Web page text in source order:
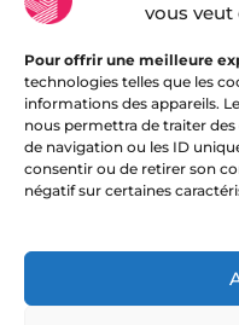
vous veut
Pour offrir une meilleure
technologies telles que les
informations des appareils.
nous permettra de traiter
de navigation ou les ID
consentir ou de retirer son
négatif sur certaines
Où te situes-tu
Sophie, Julien… ou